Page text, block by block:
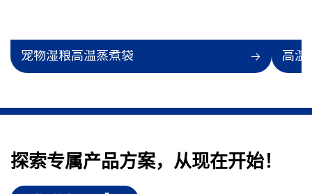
宠物湿粮高温蒸煮袋 高温
探索专属产品方案，从现在开始！